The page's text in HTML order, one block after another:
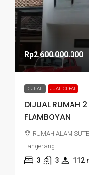
Rp2.600.000.000
DIJUAL JUAL CEPAT
DIJUAL RUMAH
FLAMBOYAN
RUMAH ALAM
Tangerang
3 3 112